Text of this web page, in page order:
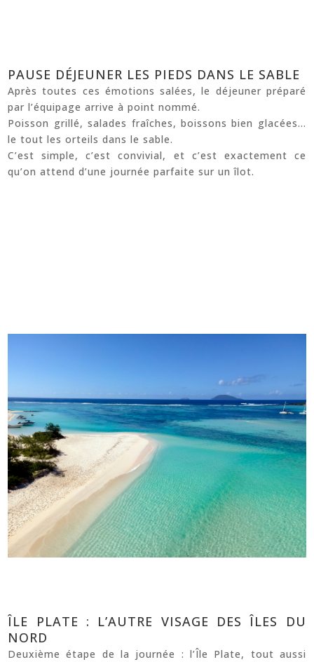
PAUSE DÉJEUNER LES PIEDS DANS LE SABLE
Après toutes ces émotions salées, le déjeuner préparé
par l’équipage arrive à point nommé.
Poisson grillé, salades fraîches, boissons bien glacées…
le tout les orteils dans le sable.
C’est simple, c’est convivial, et c’est exactement ce
qu’on attend d’une journée parfaite sur un îlot.
ÎLE PLATE : L’AUTRE VISAGE DES ÎLES DU
NORD
Deuxième étape de la journée : l’Île Plate, tout aussi